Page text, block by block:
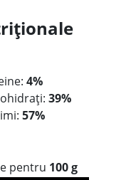
4%
39%
57%
pentru 100 g